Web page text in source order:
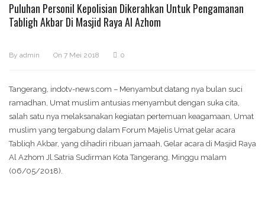
Puluhan Personil Kepolisian Dikerahkan Untuk Pengamanan
Tabligh Akbar Di Masjid Raya Al Azhom
By admin On 7 Mei 2018 0
Tangerang, indotv-news.com – Menyambut datang nya bulan suci
ramadhan, Umat muslim antusias menyambut dengan suka cita,
salah satu nya melaksanakan kegiatan pertemuan keagamaan, Umat
muslim yang tergabung dalam Forum Majelis Umat gelar acara
Tabliqh Akbar, yang dihadiri ribuan jamaah, Gelar acara di Masjid Raya
Al Azhom Jl.Satria Sudirman Kota Tangerang, Minggu malam
(06/05/2018).